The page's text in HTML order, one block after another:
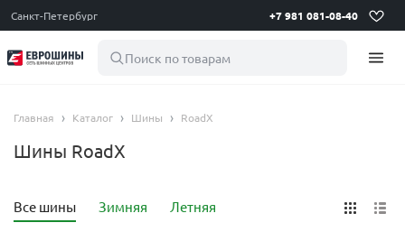
Санкт-Петербург +7 981 081-08-40
Поиск по товарам
Главная Каталог Шины RoadX
Шины RoadX
Все шины Зимняя Летняя